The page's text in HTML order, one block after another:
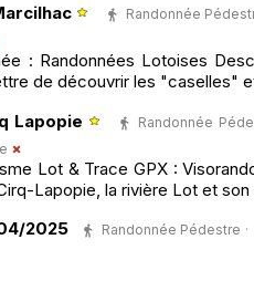
Randonnée
: Randonnées Lotoises
de découvrir les "caselles"
Lapopie
Randonnée
Lot & Trace GPX :
Lapopie, la rivière Lot et
2025
Randonnée Pédestre ·